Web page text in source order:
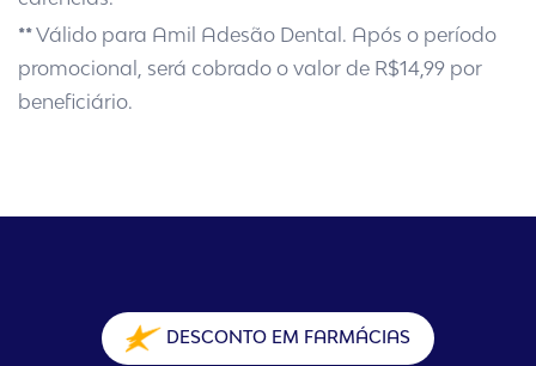
**Válido para Amil Adesão Dental. Após o período
promocional, será cobrado o valor de R$14,99 por
beneficiário.
DESCONTO EM FARMÁCIAS